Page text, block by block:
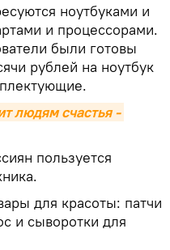
ноутбуками и
и процессорами.
были готовы
рублей на ноутбук
людям счастья -
пользуется
для красоты: патчи
и сыворотки для